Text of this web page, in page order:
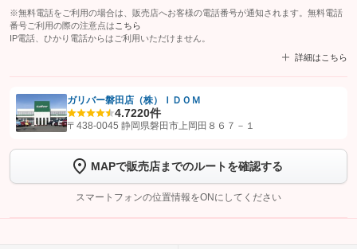
※無料電話をご利用の場合は、販売店へお客様の電話番号が通知されます。無料電話
番号ご利用の際の注意点は こちら
IP電話、ひかり電話からはご利用いただけません。
詳細はこちら
【STEP1】認証画面でグーネットを友だち追加してから「許可する」ボタンを押
トーク画面で
ボタンをタップして問い合わせを
完了してください。
こちら
ガリバー磐田店（株）ＩＤＯＭ
4.7220件
〒438-0045 静岡県磐田市上岡田８６７－１
MAPで販売店までのルートを確認する
スマートフォンの位置情報をONにしてください